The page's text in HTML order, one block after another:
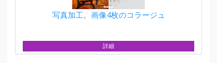
写真加工。画像4枚のコラージュ
詳細